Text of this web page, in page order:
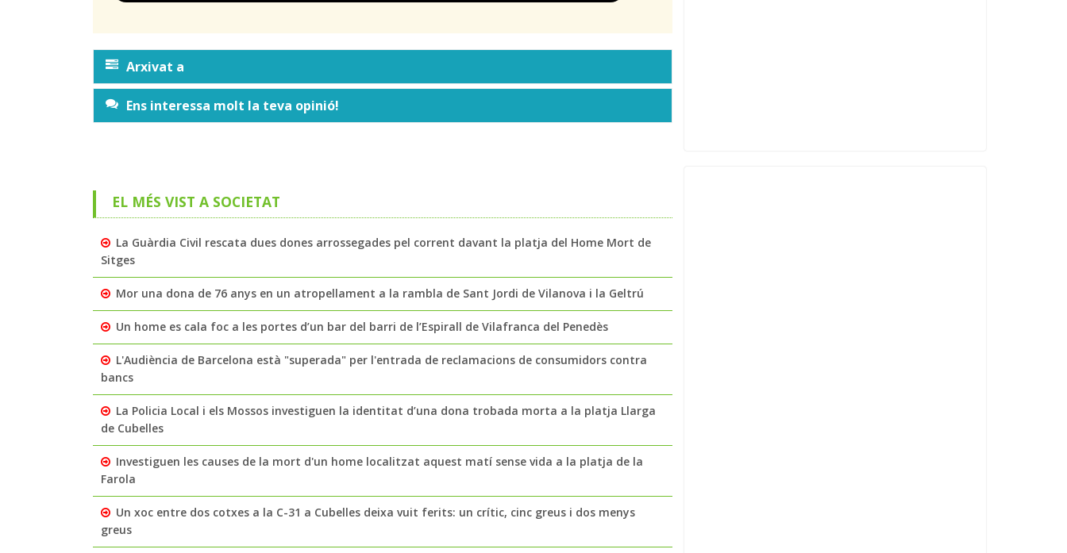
Arxivat a
Ens interessa molt la teva opinió!
EL MÉS VIST A SOCIETAT
La Guàrdia Civil rescata dues dones arrossegades pel corrent davant la platja del Home Mort de
Sitges
Mor una dona de 76 anys en un atropellament a la rambla de Sant Jordi de Vilanova i la Geltrú
Un home es cala foc a les portes d’un bar del barri de l’Espirall de Vilafranca del Penedès
L'Audiència de Barcelona està "superada" per l'entrada de reclamacions de consumidors contra
bancs
La Policia Local i els Mossos investiguen la identitat d’una dona trobada morta a la platja Llarga
de Cubelles
Investiguen les causes de la mort d'un home localitzat aquest matí sense vida a la platja de la
Farola
Un xoc entre dos cotxes a la C-31 a Cubelles deixa vuit ferits: un crític, cinc greus i dos menys
greus